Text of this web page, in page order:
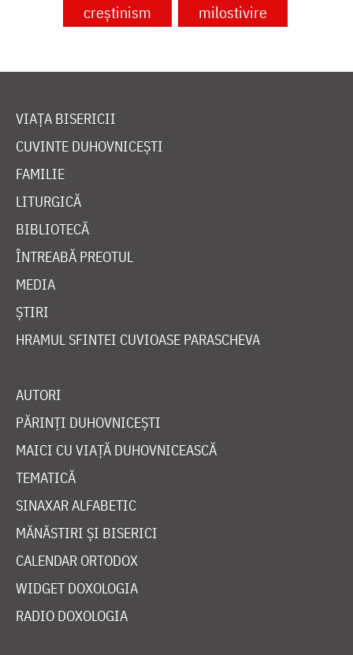
creștinism
milostivire
VIAȚA BISERICII
CUVINTE DUHOVNICEȘTI
FAMILIE
LITURGICĂ
BIBLIOTECĂ
ÎNTREABĂ PREOTUL
MEDIA
ȘTIRI
HRAMUL SFINTEI CUVIOASE PARASCHEVA
AUTORI
PĂRINȚI DUHOVNICEȘTI
MAICI CU VIAȚĂ DUHOVNICEASCĂ
TEMATICĂ
SINAXAR ALFABETIC
MĂNĂSTIRI ȘI BISERICI
CALENDAR ORTODOX
WIDGET DOXOLOGIA
RADIO DOXOLOGIA